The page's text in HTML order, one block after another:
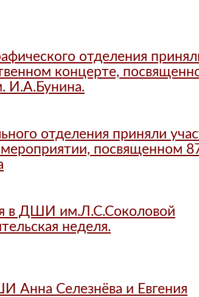
отделения
концерте,
И.А.Бунина.
отделения приняли
посвященном
в ДШИ им.Л.С.Соколовой
неделя.
Анна Селезнёва и Евгения